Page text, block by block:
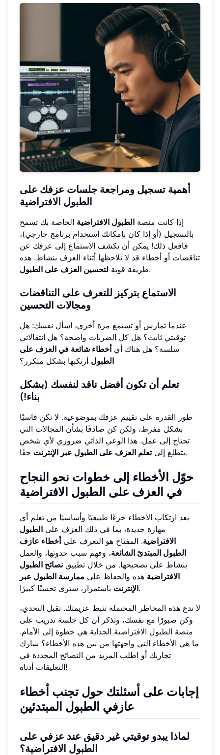
أهمية تسجيل ومراجعة جلسات عزفك على
الطبول الافتراضية
إذا كانت منصة الطبول الافتراضية الخاصة بك تسمح
بالتسجيل (أو إذا كان بإمكانك استخدام برنامج خارجي)،
فافعل ذلك! يمكن أن يكشف الاستماع إلى عزفك عن
تناقضات أو أخطاء قد لا تلاحظها أثناء العزف بنشاط. هذه
طريقة قوية لتحسين العزف على الطبول .
الاستماع بتركيز للتعرف على التناقضات
ومجالات التحسين
عندما تمارس أو تستمع مرة أخرى، اسأل نفسك: هل
توقيتي ثابت؟ هل كل الضربات واضحة؟ هل انتقالاتي
سلسة؟ هل هناك أي أخطاء شائعة في العزف على
الطبول أرتكبها بشكل متكرر؟
تعلم أن تكون أفضل ناقد لنفسك (بشكل
بناء!)
طور القدرة على تقييم عزفك بموضوعية. لا تكن قاسيًا
بشكل مفرط، ولكن كن صادقًا بشأن المجالات التي
تحتاج إلى عمل. هذا الوعي الذاتي ضروري لأي شخص
يتطلع إلىتعلم العزف على الطبول عبر الإنترنت حقًا.
حوّل الأخطاء إلى خطوات نحو النجاح
في العزف على الطبول الافتراضية
يعد ارتكاب الأخطاء جزءًا طبيعيًا وأساسيًا من تعلم أي
مهارة جديدة، بما في ذلك العزف على الطبول
الافتراضية. المفتاح هو التعرف على أخطاء عازف
الطبول المبتدئ الشائعة، وفهم سبب حدوثها، والعمل
بنشاط على تصحيحها. من خلال تطبيق نصائح الطبول
الافتراضية هذه والحفاظ على ممارسة الطبول عبر
الإنترنتباستمرار، سترى تحسنًا كبيرًا.
لا تدع هذه المخاطر المحتملة تثبط عزيمتك. تقبل التحدي،
وكن صبورًا مع نفسك، وتذكر أن كل جلسة تدريب على
منصة الطبول الافتراضية الجذابة هي خطوة إلى الأمام.
ما هي الأخطاء التي واجهتها من بين هذه الأخطاء؟ شارك
تجاربك أو اطلب المزيد من النصائح المحددة في
التعليقات أدناه!
إجابات على أسئلتك حول تجنب أخطاء
عازفي الطبول المبتدئين
لماذا يبدو توقيتي غير دقيق عند عزفي على
الطبول الافتراضية؟